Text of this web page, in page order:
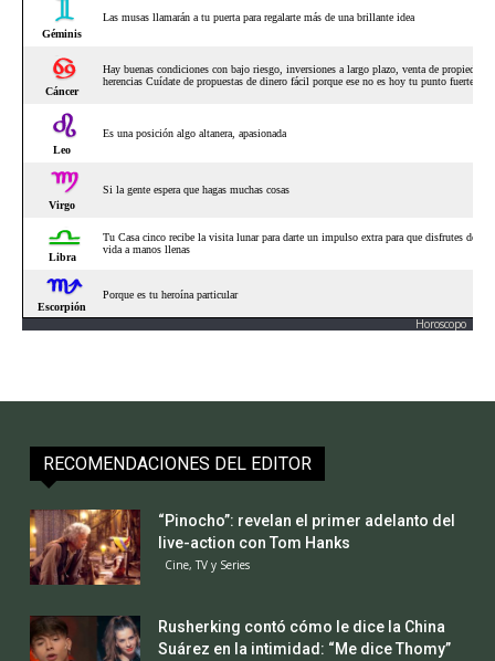
Horoscopo
RECOMENDACIONES DEL EDITOR
“Pinocho”: revelan el primer adelanto del
live-action con Tom Hanks
Cine, TV y Series
Rusherking contó cómo le dice la China
Suárez en la intimidad: “Me dice Thomy”